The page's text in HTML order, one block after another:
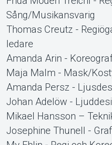
Sång/Musikansvarig
Thomas Creutz -
ledare
Amanda Arin -
Maja Malm - Mask/
Amanda Persz -
Johan Adelöw -
Mikael Hansson –
Josephine Thunell -